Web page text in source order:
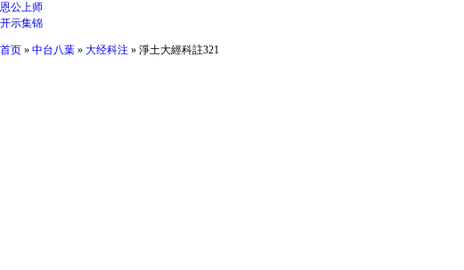
恩公上师
开示集锦
首页 » 中台八葉 » 大经科注 » 淨土大經科註321